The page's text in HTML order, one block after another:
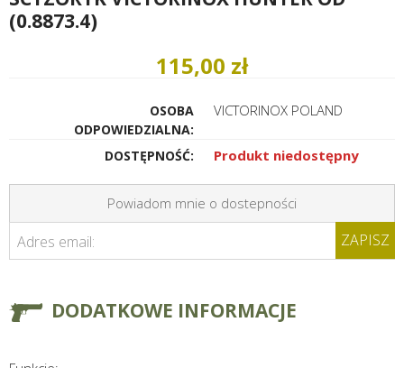
(0.8873.4)
115,00 zł
OSOBA
ODPOWIEDZIALNA:
VICTORINOX POLAND
DOSTĘPNOŚĆ: Produkt niedostępny
Powiadom mnie o dostepności
Adres email: ZAPISZ
DODATKOWE INFORMACJE